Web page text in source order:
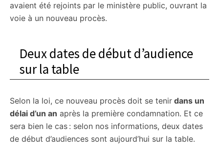
avaient été rejoints par le ministère public, ouvrant la
voie à un nouveau procès.
Deux dates de début d’audience
sur la table
Selon la loi, ce nouveau procès doit se tenir dans un
délai d’un an après la première condamnation. Et ce
sera bien le cas : selon nos informations, deux dates
de début d’audiences sont aujourd’hui sur la table.